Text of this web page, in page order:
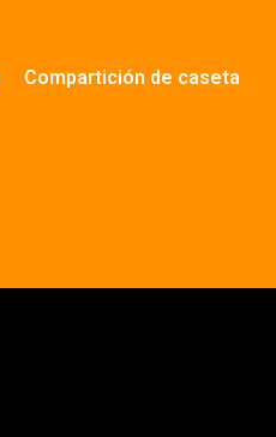
Compartición de caseta